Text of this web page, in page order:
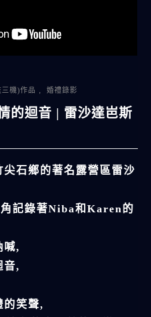
機)作品 , 婚禮錄影
的迴音 | 雷沙達岜斯
石鄉的著名露營區雷沙
記錄著Niba和Karen的
喊,
音,
的笑聲,